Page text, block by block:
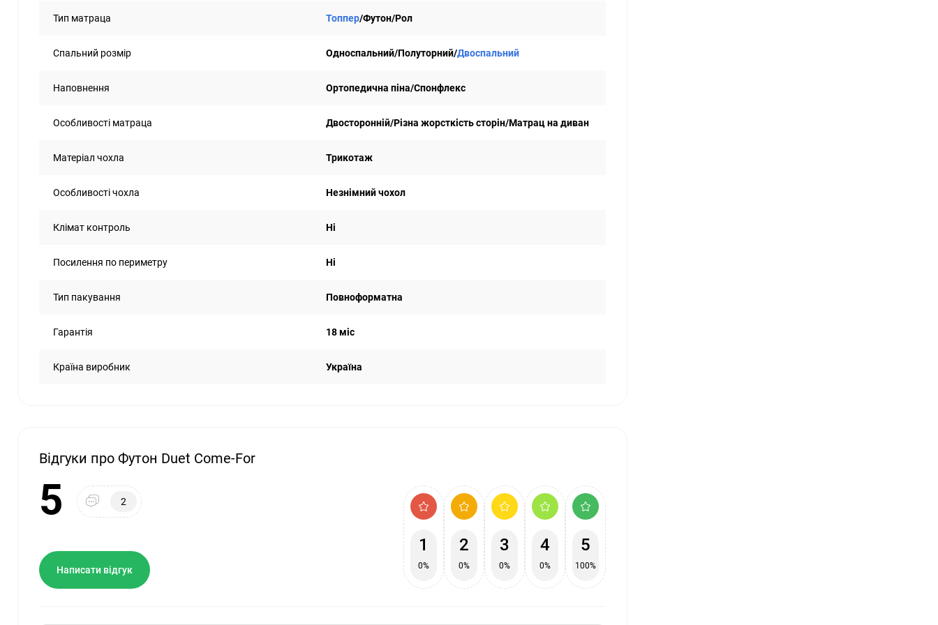
Тип матраца Топпер/Футон/Рол
Спальний розмір Односпальний/Полуторний/Двоспальний
Наповнення Ортопедична піна/Спонфлекс
Особливості матраца Двосторонній/Різна жорсткість сторін/Матрац на диван
Матеріал чохла Трикотаж
Особливості чохла Незнімний чохол
Клімат контроль Ні
Посилення по периметру Ні
Тип пакування Повноформатна
Гарантія 18 міс
Країна виробник Україна
Відгуки про Футон Duet Come-For
5 2
Написати відгук
1
0%
2
0%
3
0%
4
0%
5
100%